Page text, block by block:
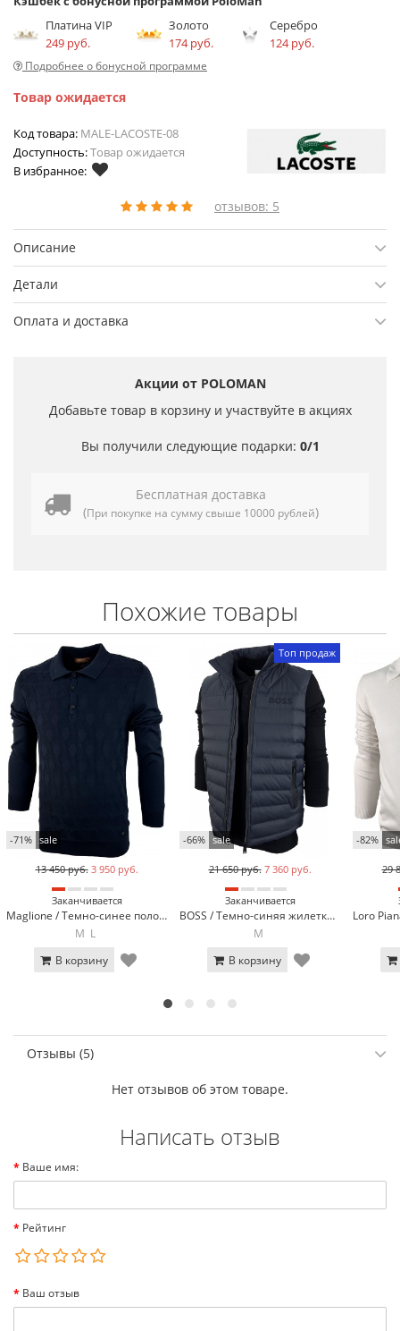
Платина VIP
249 руб.
Золото
174 руб.
Серебро
124 руб.
Подробнее о бонусной программе
Товар ожидается
Код товара: MALE-LACOSTE-08
Доступность:Товар ожидается
В избранное:
отзывов: 5
Описание
Детали
Оплата и доставка
Акции от POLOMAN
Добавьте товар в корзину и участвуйте в акциях
Вы получили следующие подарки: 0/1
Бесплатная доставка
(При покупке на сумму свыше 10000 рублей)
Похожие товары
-71% sale
13 450 руб. 3 950 руб.
Заканчивается
Maglione / Темно-синее поло с длинным рукавом Maglione 23130-2
M L
В корзину
Топ продаж
-66% sale
21 650 руб. 7 360 руб.
Заканчивается
BOSS / Темно-синяя жилетка BOSS HB-360-2
M
В корзину
-82%
29
Отзывы (5)
Нет отзывов об этом товаре.
Написать отзыв
Ваше имя:
Рейтинг
Ваш отзыв